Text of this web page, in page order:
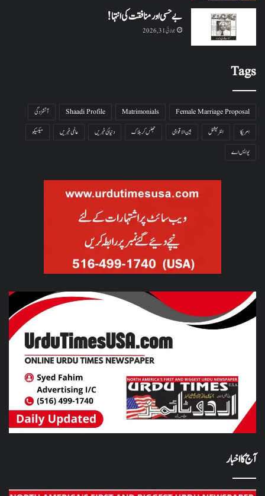
بے حسی اور منافقت کی انتہا !
جولائی 31, 2026
Tags
Female Marriage Proposal
Matrimonials
Shaadi Profile
آتشزدگی
امریکا
انٹرنیشنل بین الاقوامی جھلس کر ہلاک دنیا کی خبریں عالمی خبریں
میکسیکو
یو ایس اے
آج کا اخبار